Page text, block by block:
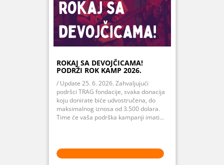
ROKAJ SA DEVOJČICAMA!
PODRŽI ROK KAMP 2026.
/ Update 25. 6. 2026. Zahvaljujući
podršci TRAG fondacije, svaka donacija
koju donirate biće udvostručena, do
maksimalnog iznosa od 3.500 dolara.
Time će vaša podrška kampanji imati...